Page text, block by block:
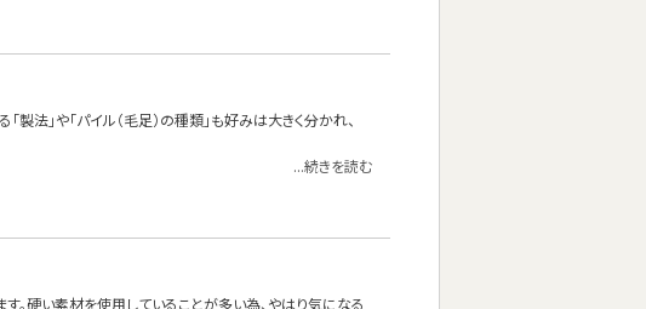
製法」や「パイル（毛足）の種類」も好みは大きく分かれ、
...続きを読む
。硬い素材を使用していることが多い為、やはり気になる